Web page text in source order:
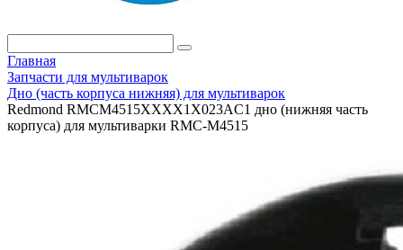
Главная
Запчасти для мультиварок
Дно (часть корпуса нижняя) для мультиварок
Redmond RMCM4515XXXX1X023AC1 дно (нижняя часть
корпуса) для мультиварки RMC-M4515